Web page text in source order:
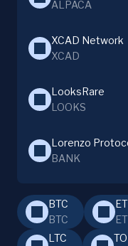
ALPACA
XCAD Network
XCAD
LooksRare
LOOKS
Lorenzo
BANK
BTC
BTC
LTC